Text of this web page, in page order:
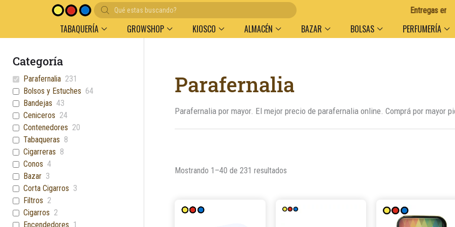
Búsqueda
de
productos
Entregas en el día en
TABAQUERÍA GROWSHOP KIOSCO ALMACÉN BAZAR BOLSAS PERFUMERÍA
Categoría
Parafernalia 231
Bolsos y Estuches 64
Bandejas 43
Ceniceros 24
Contenedores 20
Tabaqueras 8
Cigarreras 8
Conos 4
Bazar 3
Corta Cigarros 3
Filtros 2
Cigarros 2
Encendedores 1
Parafernalia
Parafernalia por mayor. El mejor precio de parafernalia online. Comprá por mayor
Mostrando 1–40 de 231 resultados
por
popularidad